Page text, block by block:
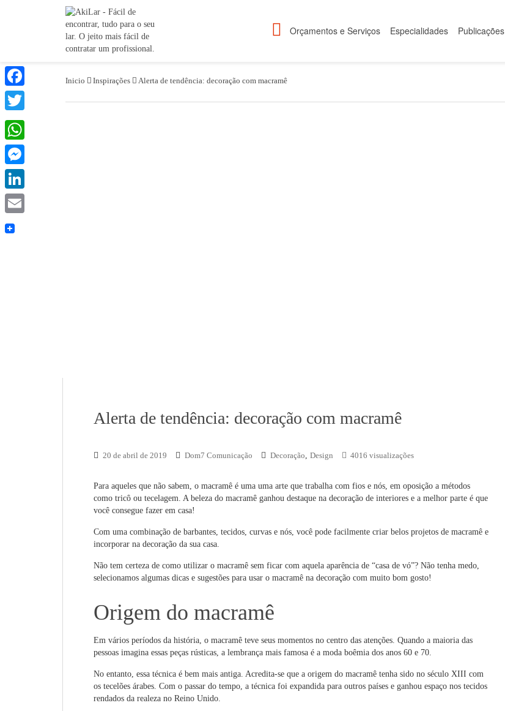
Orçamentos e Serviços Especialidades Publicações
Inicio Inspirações Alerta de tendência: decoração com macramê
Alerta de tendência: decoração com macramê
20 de abril de 2019 Dom7 Comunicação Decoração, Design 4016 visualizações
Para aqueles que não sabem, o macramê é uma uma arte que trabalha com fios e nós, em oposição a métodos
como tricô ou tecelagem. A beleza do macramê ganhou destaque na decoração de interiores e a melhor parte é que
você consegue fazer em casa!
Com uma combinação de barbantes, tecidos, curvas e nós, você pode facilmente criar belos projetos de macramê e
incorporar na decoração da sua casa.
Não tem certeza de como utilizar o macramê sem ficar com aquela aparência de “casa de vó”? Não tenha medo,
selecionamos algumas dicas e sugestões para usar o macramê na decoração com muito bom gosto!
Origem do macramê
Em vários períodos da história, o macramê teve seus momentos no centro das atenções. Quando a maioria das
pessoas imagina essas peças rústicas, a lembrança mais famosa é a moda boêmia dos anos 60 e 70.
No entanto, essa técnica é bem mais antiga. Acredita-se que a origem do macramê tenha sido no século XIII com
os tecelões árabes. Com o passar do tempo, a técnica foi expandida para outros países e ganhou espaço nos tecidos
rendados da realeza no Reino Unido.
Facebook
Twitter
WhatsApp
Messenger
LinkedIn
Email